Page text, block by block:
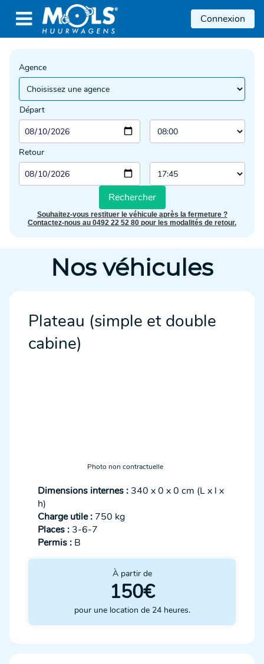
 Connexion
Agence
Départ
Retour
Rechercher
Souhaitez-vous restituer le véhicule après la fermeture ?
Contactez-nous au 0492 22 52 80 pour les modalités de retour.
Nos véhicules
Plateau (simple et double
cabine)
Photo non contractuelle
Dimensions internes : 340 x 0 x 0 cm (L x l x
h)
Charge utile : 750 kg
Places : 3-6-7
Permis : B
À partir de
150€
pour une location de 24 heures.